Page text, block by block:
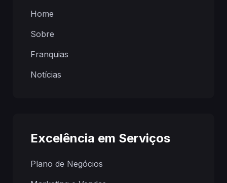
Home
Sobre
Franquias
Notícias
Excelência em Serviços
Plano de Negócios